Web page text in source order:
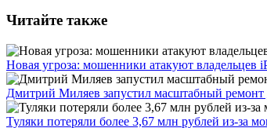
Читайте также
Новая угроза: мошенники атакуют владельцев
Дмитрий Миляев запустил масштабный ремонт
Туляки потеряли более 3,67 млн рублей из-за